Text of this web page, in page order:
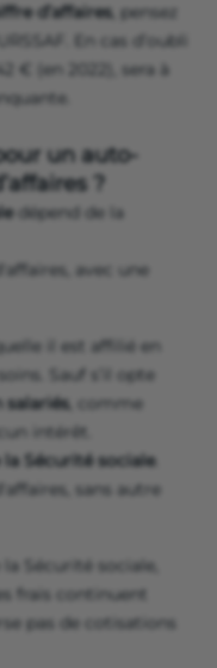
d’affaires, pensez
En cas d’oubli
€ (en 2022), sera à
un auto-
?
dépend de la
avec une
il est affilié en
Sauf s’il opte
, comme
intérêt.
Sécurité sociale.
sans autre
Sécurité sociale,
frais continuent
pas de cotisations